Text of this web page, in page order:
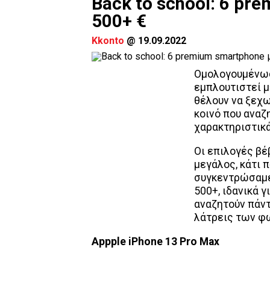
500+ €
Kkonto @ 19.09.2022
εμπλουτιστεί
θέλουν να
κοινό που
Οι επιλογές
μεγάλος, κάτι
500+, ιδανικά
αναζητούν
λάτρεις των
Αppple iPhone 13 Pro Max